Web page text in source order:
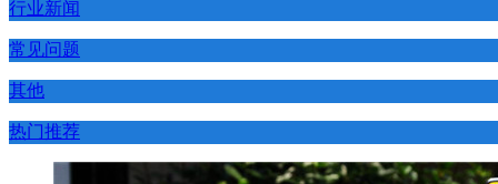
行业新闻
常见问题
其他
热门推荐